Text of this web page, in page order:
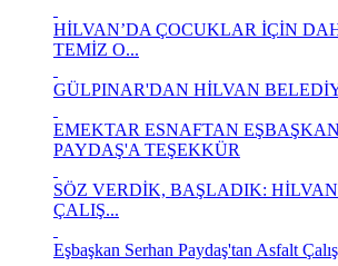
HİLVAN’DA ÇOCUKLAR İÇİN
TEMİZ O...
GÜLPINAR'DAN HİLVAN
EMEKTAR ESNAFTAN
PAYDAŞ'A TEŞEKKÜR
SÖZ VERDİK, BAŞLADIK:
ÇALIŞ...
Eşbaşkan Serhan Paydaş'tan Asfalt